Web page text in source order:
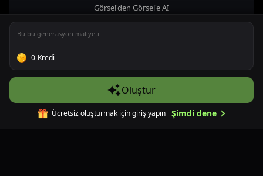
Bu bu generasyon maliyeti
0 Kredi
Oluştur
Ücretsiz oluşturmak için giriş yapın Şimdi dene
Görsel'den Görsel'e AI
AI Arka Plan Değiştirici
AI Görsel Boyut Ayarlayıcı
AI Görsel İyileştirici
Görüntü İstemi Tersine Çevirme
AI ile görselden metin kaldır